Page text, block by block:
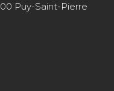
Puy-Saint-Pierre